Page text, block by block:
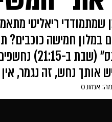
ריאליטי
במלון חמישה
של "המשימה:
נחש, זה נגמר,
אמזונס